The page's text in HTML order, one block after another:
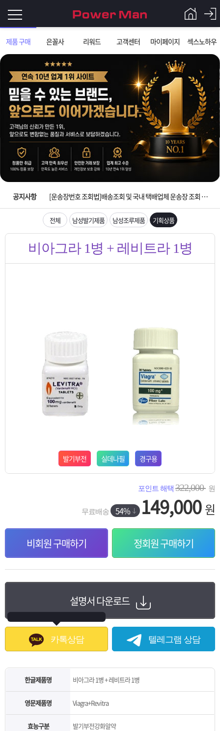
제품 구매 은꼴사 리워드 고객센터 마이페이지 섹스노하우
그
인
이
필
요
니
로
Q&A
파
워
맨
제
품
은
공지사항
입금확인이 안되는 상황을 대비해 꼭 입금후 고객센터 연락바랍니다.
[2026구정 연휴]설 연휴 배송 및 휴무 안내
[ios앱 오픈]아이폰 고객 앱설치 가능합니다.
[무인택배함 이용 안내] 집 밖에 주소로 택배 받기
전체 남성발기제품 남성조루제품 기획상품
비아그라 1병 + 레비트라 1병
발기부전 실데나필 경구용
포인트 해택 322,000 원
무료배송 54% 149,000원
비회원 구매하기 정회원 구매하기
설명서 다운로드
카톡상담 텔레그램 상담
한글제품명 비아그라 1병 + 레비트라 1병
영문제품명 Viagra+Revitra
효능구분 발기부전강화알약